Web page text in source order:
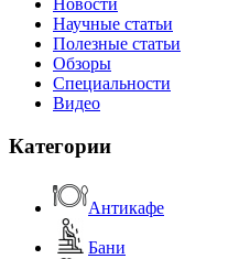
Новости
Научные статьи
Полезные статьи
Обзоры
Специальности
Видео
Категории
Антикафе
Бани